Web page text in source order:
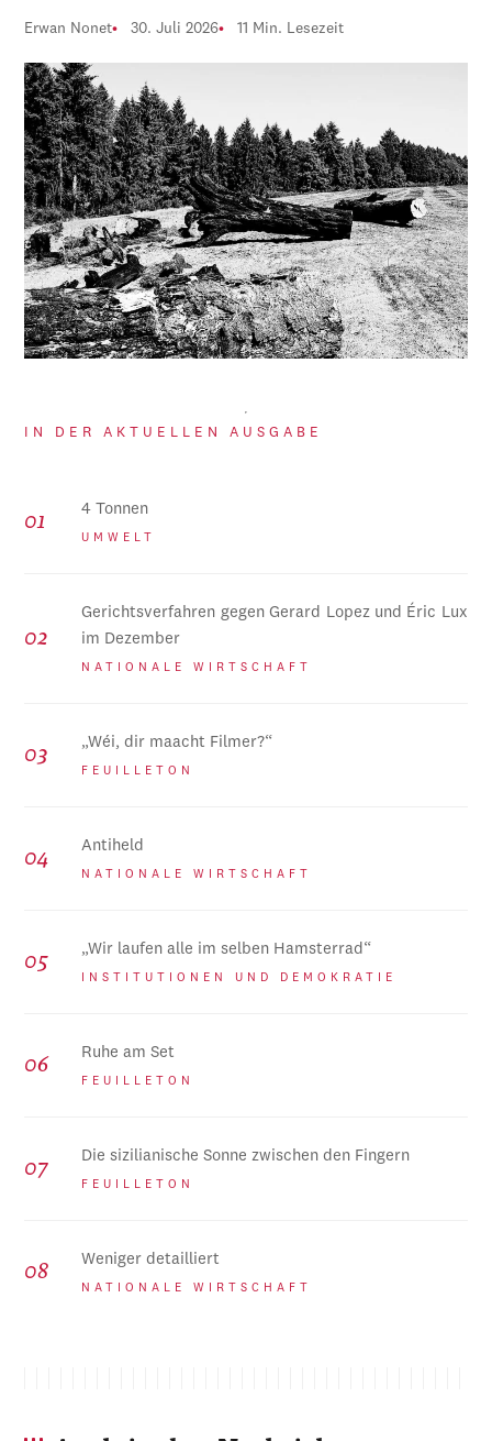
Erwan Nonet 30. Juli 2026 11 Min. Lesezeit
IN DER AKTUELLEN AUSGABE
4 Tonnen
UMWELT
Gerichtsverfahren gegen Gerard Lopez und Éric Lux
im Dezember
NATIONALE WIRTSCHAFT
„Wéi, dir maacht Filmer?“
FEUILLETON
Antiheld
NATIONALE WIRTSCHAFT
„Wir laufen alle im selben Hamsterrad“
INSTITUTIONEN UND DEMOKRATIE
Ruhe am Set
FEUILLETON
Die sizilianische Sonne zwischen den Fingern
FEUILLETON
Weniger detailliert
NATIONALE WIRTSCHAFT